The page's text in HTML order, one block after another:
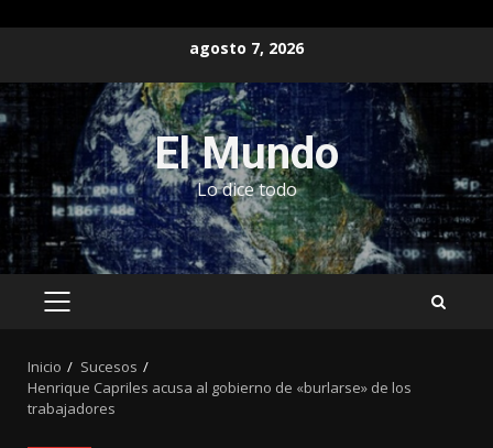
contenido
agosto 7, 2026
El Mundo
Lo dice todo
MENÚ
Inicio
Sucesos
Henrique Capriles acusa al gobierno de «burlarse» de los
trabajadores